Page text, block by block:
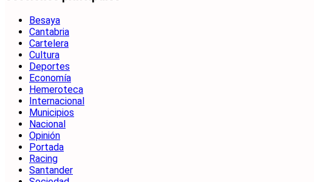
Besaya
Cantabria
Cartelera
Cultura
Deportes
Economía
Hemeroteca
Internacional
Municipios
Nacional
Opinión
Portada
Racing
Santander